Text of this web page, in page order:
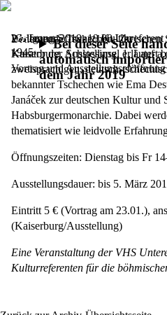
Bei dieser Seite
automatisch
dem Jahr 2019
Bedeutende Tschechen.
1945
Vortrag und Ausstellungseröffnung
Wolfgang Schwarz,
Kurator der Ausstellung, erläutert
zweisprachigen, deutsch-
bekannter Tschechen wie Ema
Janáček zur deutschen Kultur und
Habsburgermonarchie. Dabei
thematisiert wie leidvolle
Öffnungszeiten: Dienstag bis Fr
Ausstellungsdauer: bis 5. März
Eintritt 5 € (Vortrag am 23.01.),
(Kaiserburg/Ausstellung)
Eine Veranstaltung der VHS
Kulturreferenten für die
23. Januar 2019,19.00 Uhr
Kaiserburg, Schlossinsel 1, Lauf